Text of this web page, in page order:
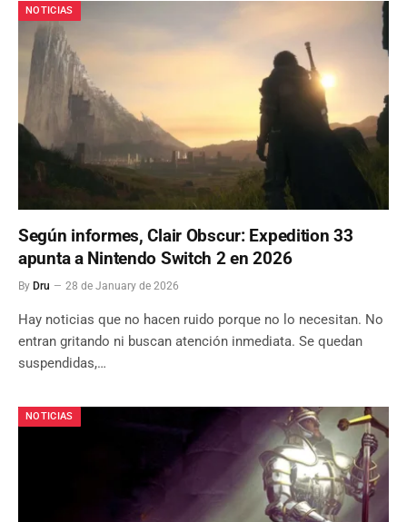
NOTICIAS
Según informes, Clair Obscur: Expedition 33
apunta a Nintendo Switch 2 en 2026
By Dru 28 de January de 2026
Hay noticias que no hacen ruido porque no lo necesitan. No
entran gritando ni buscan atención inmediata. Se quedan
suspendidas,…
NOTICIAS